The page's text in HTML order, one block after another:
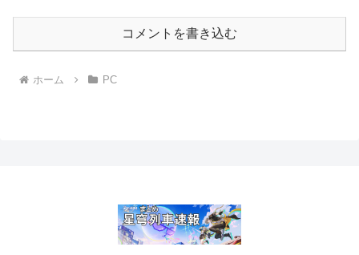
コメントを書き込む
ホーム PC